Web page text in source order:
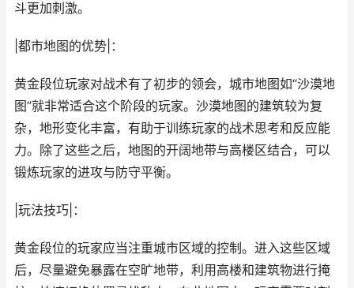
斗更加刺激。
|都市地图的优势|：
黄金段位玩家对战术有了初步的领会，城市地图如“沙漠地
图”就非常适合这个阶段的玩家。沙漠地图的建筑较为复
杂，地形变化丰富，有助于训练玩家的战术思考和反应能
力。除了这些之后，地图的开阔地带与高楼区结合，可以
锻炼玩家的进攻与防守平衡。
|玩法技巧|：
黄金段位的玩家应当注重城市区域的控制。进入这些区域
后，尽量避免暴露在空旷地带，利用高楼和建筑物进行掩